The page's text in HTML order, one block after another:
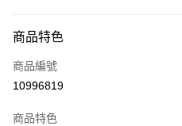
信用卡一次付款
超商取貨付款
商品特色
商品編號
10996819
商品特色